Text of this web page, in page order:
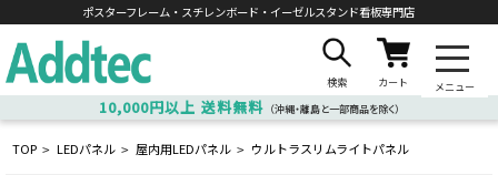
ポスターフレーム・スチレンボード・ イーゼルスタンド看板専門店
検索 カート メニュー
10,000円以上 送料無料 （沖縄・離島と一部商品を除く）
TOP > LEDパネル > 屋内用LEDパネル > ウルトラスリムライトパネル